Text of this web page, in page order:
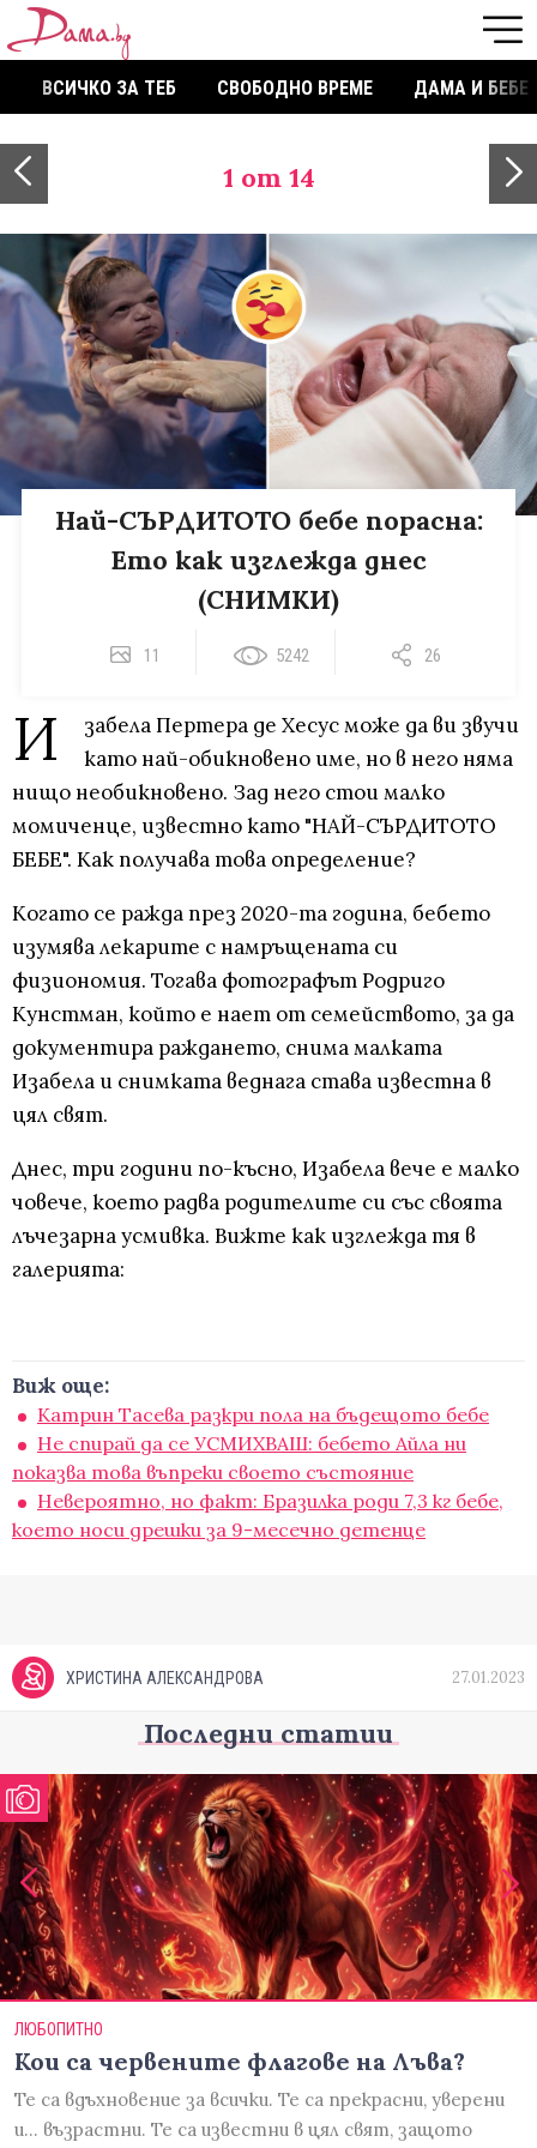
ВСИЧКО ЗА ТЕБ СВОБОДНО ВРЕМЕ ДАМА И БЕБЕ
1 от 14
Най-СЪРДИТОТО бебе порасна:
Ето как изглежда днес
(СНИМКИ)
11 5242 26
И
забела Пертера де Хесус може да ви звучи
като най-обикновено име, но в него няма
нищо необикновено. Зад него стои малко
момиченце, известно като "НАЙ-СЪРДИТОТО
БЕБЕ". Как получава това определение?
Когато се ражда през 2020-та година, бебето
изумява лекарите с намръщената си
физиономия. Тогава фотографът Родриго
Кунстман, който е нает от семейството, за да
документира раждането, снима малката
Изабела и снимката веднага става известна в
цял свят.
Днес, три години по-късно, Изабела вече е малко
човече, което радва родителите си със своята
лъчезарна усмивка. Вижте как изглежда тя в
галерията:
Виж още:
Катрин Тасева разкри пола на бъдещото бебе
Не спирай да се УСМИХВАШ: бебето Айла ни
показва това въпреки своето състояние
Невероятно, но факт: Бразилка роди 7,3 кг бебе,
което носи дрешки за 9-месечно детенце
ХРИСТИНА АЛЕКСАНДРОВА 27.01.2023
Последни статии
ЛЮБОПИТНО
Кои са червените флагове на Лъва?
Те са вдъхновение за всички. Те са прекрасни, уверени
и... възрастни. Те са известни в цял свят, защото